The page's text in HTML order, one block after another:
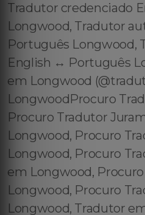
Tradutor credenciado
Longwood, Tradutor
Português Longwood,
English ↔️ Português
em Longwood
LongwoodProcuro
Procuro Tradutor
Longwood, Procuro
Longwood, Procuro
em Longwood,
Longwood, Procuro
Longwood, Tradutor